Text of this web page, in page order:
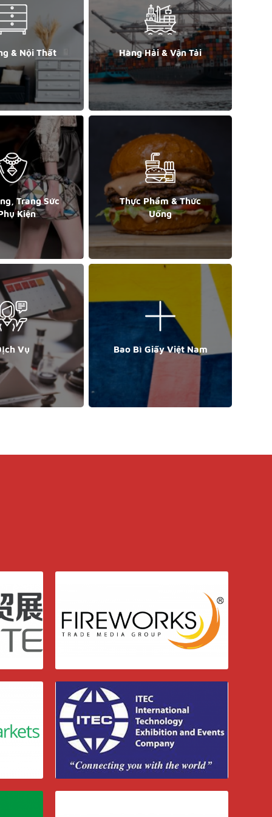
& Nội Thất Hàng Hải & Vận Tải
Trang Sức
Kiện
Thực Phẩm & Thức
Uống
Vụ Bao Bì Giấy Việt Nam